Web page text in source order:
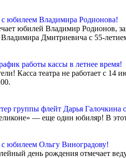
с юбилеем Владимира Родионова!
юбилей Владимир Родионов,
Дмитриевича с 55-
работы кассы в летнее время!
Касса театра не работает с 14
группы флейт Дарья Галочкина
— еще один юбиляр! В
юбилеем Ольгу Виноградову!
день рождения отмечает